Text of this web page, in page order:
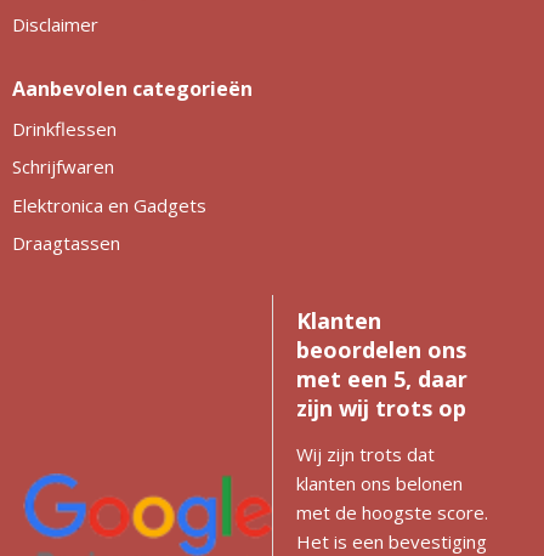
Disclaimer
Aanbevolen categorieën
Drinkflessen
Schrijfwaren
Elektronica en Gadgets
Draagtassen
Klanten
beoordelen ons
met een 5, daar
zijn wij trots op
Wij zijn trots dat
klanten ons belonen
met de hoogste score.
Het is een bevestiging